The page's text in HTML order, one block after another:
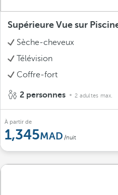
Supérieure Vue sur
Sèche-cheveux
Télévision
Coffre-fort
2 personnes 2 adultes max.
À partir de
1,345 /nuit